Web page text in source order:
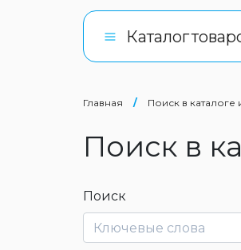
Каталог
Главная / Поиск в каталоге
Поиск в
Поиск